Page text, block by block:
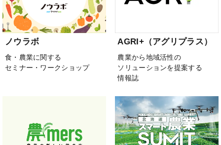
ノウラボ
食・農業に関する
セミナー・ワークショップ
AGRI+（アグリプラス）
農業から地域活性の
ソリューションを提案する
情報誌